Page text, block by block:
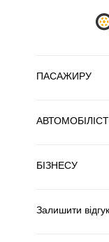
ПАСАЖИРУ
БІЗНЕСУ
Залишити відгук